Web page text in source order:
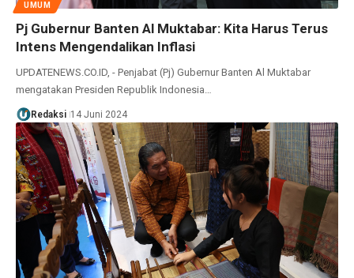
UMUM
Pj Gubernur Banten Al Muktabar: Kita Harus Terus
Intens Mengendalikan Inflasi
UPDATENEWS.CO.ID, - Penjabat (Pj) Gubernur Banten Al Muktabar
mengatakan Presiden Republik Indonesia…
Redaksi 14 Juni 2024